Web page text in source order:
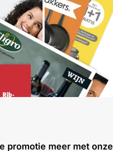
promotie meer met onze